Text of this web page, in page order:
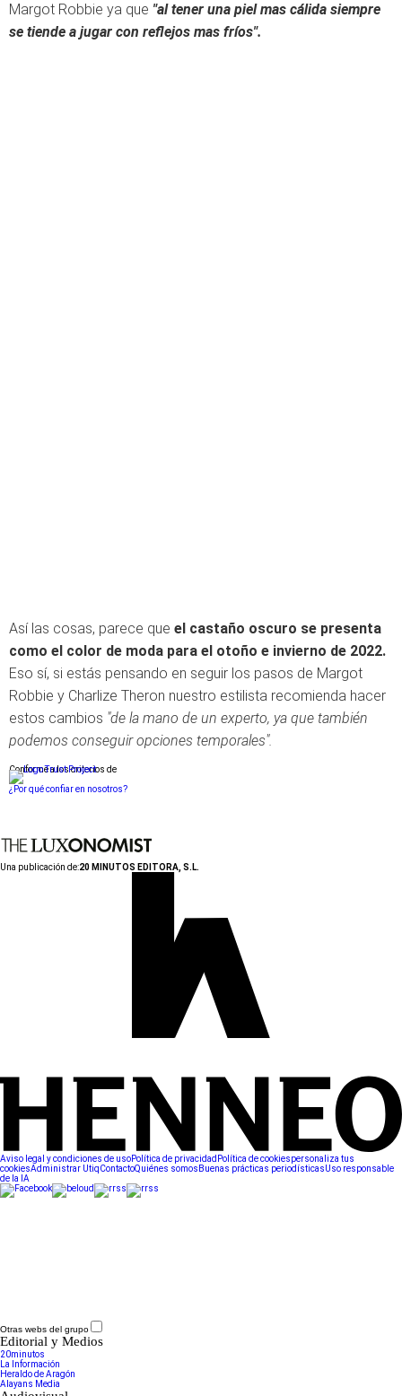
Margot Robbie ya que "al tener una piel mas cálida siempre
se tiende a jugar con reflejos mas fríos".
Así las cosas, parece que el castaño oscuro se presenta
como el color de moda para el otoño e invierno de 2022.
Eso sí, si estás pensando en seguir los pasos de Margot
Robbie y Charlize Theron nuestro estilista recomienda hacer
estos cambios "de la mano de un experto, ya que también
podemos conseguir opciones temporales".
Conforme a los criterios de
¿Por qué confiar en nosotros?
Una publicación de:20 MINUTOS EDITORA, S.L.
Aviso legal y condiciones de usoPolítica de privacidad Política de cookiespersonaliza tus
cookiesAdministrar UtiqContactoQuiénes somos Buenas prácticas periodísticasUso responsable
de la IA
Otras webs del grupo
Editorial y Medios
20minutos
La Información
Heraldo de Aragón
Alayans Media